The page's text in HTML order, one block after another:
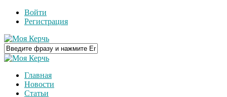
Войти
Регистрация
Главная
Новости
Статьи